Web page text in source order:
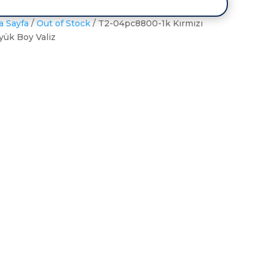
Sayfa /Out of Stock/ T2-04pc8800-1k Kırmızı
Boy Valiz